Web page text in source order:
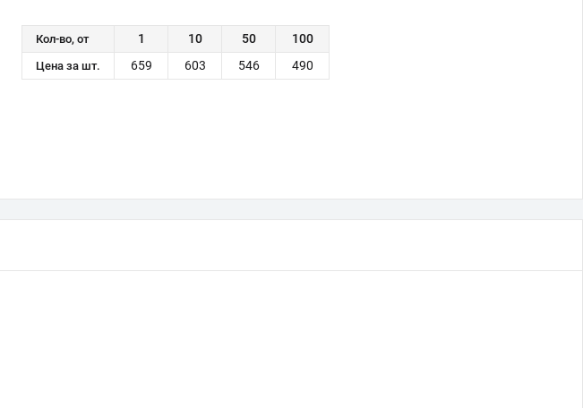
Кол-во, от 1 10 50 100
Цена за шт. 659 603 546 490